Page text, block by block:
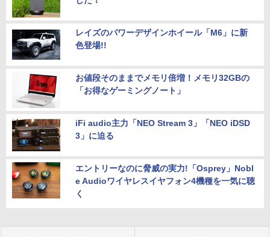
レイズのパワーデザインホイール「M6」に新
色登場!!
お値段そのままでメモリ倍増！メモリ32GBの
「お得なゲーミングノート」
iFi audio主力「NEO Stream 3」「NEO iDSD
3」に迫る
エントリーなのに脅威の実力!「Osprey」Nobl
e Audioワイヤレスイヤフォン4機種を一気に聴
く